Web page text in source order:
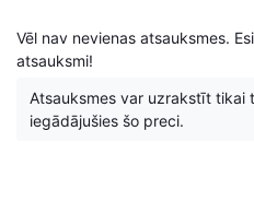
Vēl nav nevienas atsauksmes.
atsauksmi!
Atsauksmes var uzrakstīt tikai
iegādājušies šo preci.